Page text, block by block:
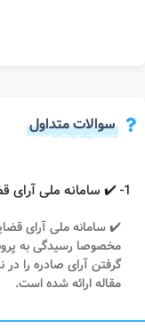
سوالات متداول
1- ✔️ سامانه ملی آرای قضایی چیست؟
✔️ سامانه ملی آرای
مخصوصا رسیدگی به
گرفتن آرای صادره را
مقاله ارائه شده است.